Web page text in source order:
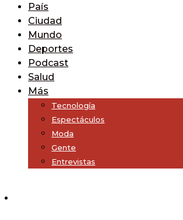
País
Ciudad
Mundo
Deportes
Podcast
Salud
Más
Tecnología
Espectáculos
Moda
Gente
Entrevistas